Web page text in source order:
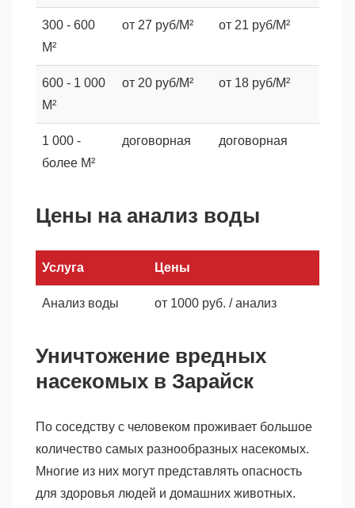
300 - 600
М²
от 27 руб/М² от 21 руб/М²
600 - 1 000
М²
от 20 руб/М² от 18 руб/М²
1 000 -
более М²
договорная договорная
Цены на анализ воды
Услуга Цены
Анализ воды от 1000 руб. / анализ
Уничтожение вредных
насекомых в Зарайск
По соседству с человеком проживает большое
количество самых разнообразных насекомых.
Многие из них могут представлять опасность
для здоровья людей и домашних животных.